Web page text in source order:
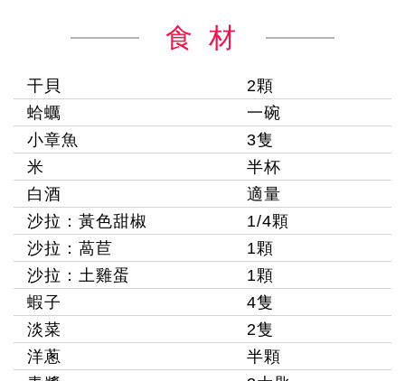
食 材
干貝
2顆
蛤蠣
一碗
小章魚
3隻
米
半杯
白酒
適量
沙拉：黃色甜椒
1/4顆
沙拉：萵苣
1顆
沙拉：土雞蛋
1顆
蝦子
4隻
淡菜
2隻
洋蔥
半顆